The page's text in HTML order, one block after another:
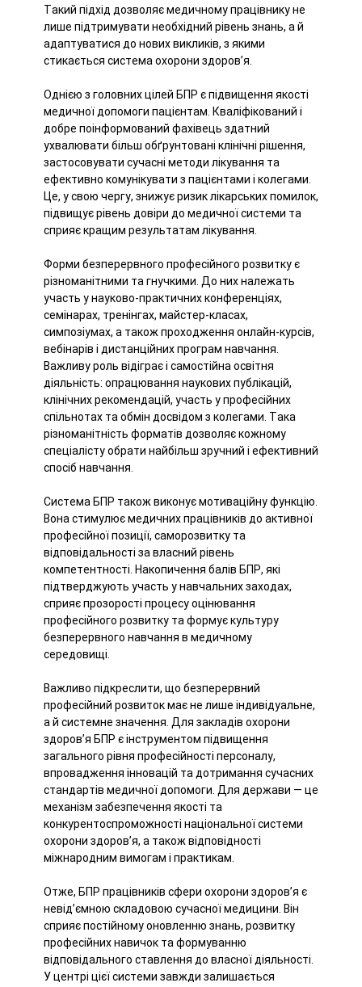
Такий підхід дозволяє медичному працівнику не
лише підтримувати необхідний рівень знань, а й
адаптуватися до нових викликів, з якими
стикається система охорони здоров’я.
Однією з головних цілей БПР є підвищення якості
медичної допомоги пацієнтам. Кваліфікований і
добре поінформований фахівець здатний
ухвалювати більш обґрунтовані клінічні рішення,
застосовувати сучасні методи лікування та
ефективно комунікувати з пацієнтами і колегами.
Це, у свою чергу, знижує ризик лікарських помилок,
підвищує рівень довіри до медичної системи та
сприяє кращим результатам лікування.
Форми безперервного професійного розвитку є
різноманітними та гнучкими. До них належать
участь у науково-практичних конференціях,
семінарах, тренінгах, майстер-класах,
симпозіумах, а також проходження онлайн-курсів,
вебінарів і дистанційних програм навчання.
Важливу роль відіграє і самостійна освітня
діяльність: опрацювання наукових публікацій,
клінічних рекомендацій, участь у професійних
спільнотах та обмін досвідом з колегами. Така
різноманітність форматів дозволяє кожному
спеціалісту обрати найбільш зручний і ефективний
спосіб навчання.
Система БПР також виконує мотиваційну функцію.
Вона стимулює медичних працівників до активної
професійної позиції, саморозвитку та
відповідальності за власний рівень
компетентності. Накопичення балів БПР, які
підтверджують участь у навчальних заходах,
сприяє прозорості процесу оцінювання
професійного розвитку та формує культуру
безперервного навчання в медичному
середовищі.
Важливо підкреслити, що безперервний
професійний розвиток має не лише індивідуальне,
а й системне значення. Для закладів охорони
здоров’я БПР є інструментом підвищення
загального рівня професійності персоналу,
впровадження інновацій та дотримання сучасних
стандартів медичної допомоги. Для держави — це
механізм забезпечення якості та
конкурентоспроможності національної системи
охорони здоров’я, а також відповідності
міжнародним вимогам і практикам.
Отже, БПР працівників сфери охорони здоров’я є
невід’ємною складовою сучасної медицини. Він
сприяє постійному оновленню знань, розвитку
професійних навичок та формуванню
відповідального ставлення до власної діяльності.
У центрі цієї системи завжди залишається